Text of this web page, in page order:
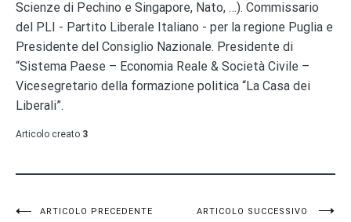
Scienze di Pechino e Singapore, Nato, …). Commissario
del PLI - Partito Liberale Italiano - per la regione Puglia e
Presidente del Consiglio Nazionale. Presidente di
“Sistema Paese – Economia Reale & Società Civile –
Vicesegretario della formazione politica “La Casa dei
Liberali”.
Articolo creato 3
ARTICOLO PRECEDENTE ARTICOLO SUCCESSIVO